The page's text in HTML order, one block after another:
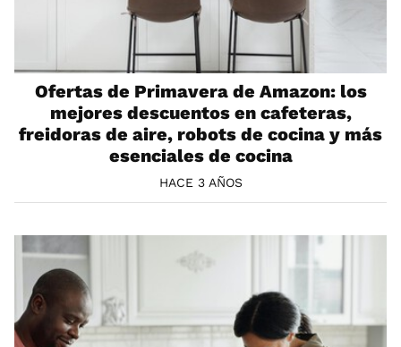
Ofertas de Primavera de Amazon: los
mejores descuentos en cafeteras,
freidoras de aire, robots de cocina y más
esenciales de cocina
HACE 3 AÑOS